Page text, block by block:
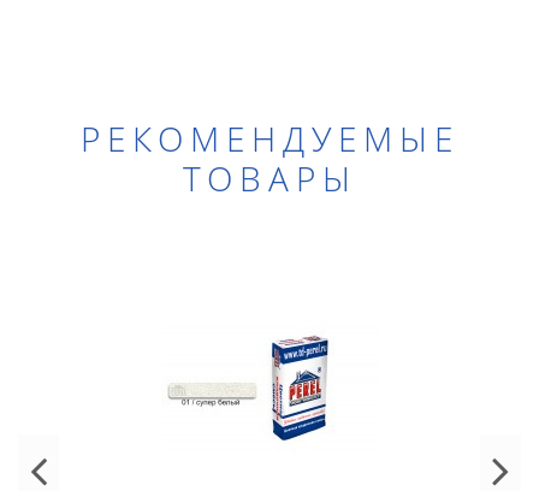
РЕКОМЕНДУЕМЫЕ
ТОВАРЫ